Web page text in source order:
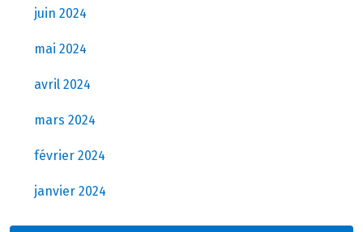
juin 2024
mai 2024
avril 2024
mars 2024
février 2024
janvier 2024